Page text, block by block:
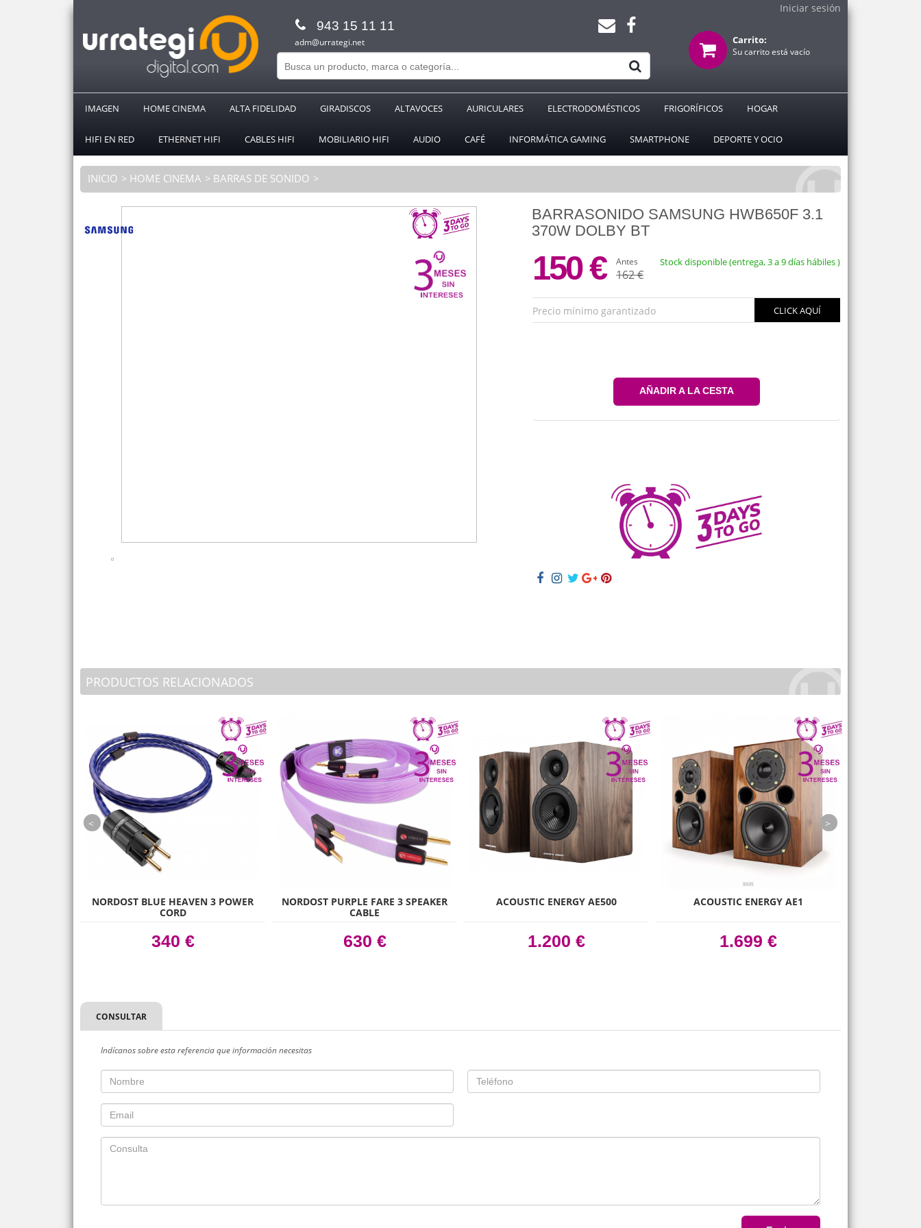
Iniciar sesión
943 15 11 11
adm@urrategi.net Carrito:
Su carrito está vacío
IMAGEN HOME CINEMA ALTA FIDELIDAD GIRADISCOS ALTAVOCES AURICULARES ELECTRODOMÉSTICOS FRIGORÍFICOS HOGAR
HIFI EN RED ETHERNET HIFI CABLES HIFI MOBILIARIO HIFI AUDIO CAFÉ INFORMÁTICA GAMING SMARTPHONE DEPORTE Y OCIO
INICIO HOME CINEMA BARRAS DE SONIDO
BARRASONIDO SAMSUNG HWB650F 3.1
370W DOLBY BT
150 € Antes
162 €
Stock disponible (entrega, 3 a 9 días hábiles )
Precio mínimo garantizado CLICK AQUÍ
AÑADIR A LA CESTA
PRODUCTOS RELACIONADOS
NORDOST BLUE HEAVEN 3 POWER
CORD
340 €
NORDOST PURPLE FARE 3 SPEAKER
CABLE
630 €
ACOUSTIC ENERGY AE500
1.200 €
ACOUSTIC ENERGY AE1
1.699 €
prev
CONSULTAR
Indícanos sobre esta referencia que información necesitas